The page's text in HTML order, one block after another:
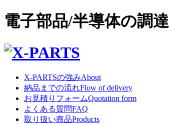
電子部品/半導体の調
X-PARTSの強みAbout
納品までの流れFlow of delivery
お見積りフォームQuotation form
よくある質問FAQ
取り扱い商品Products